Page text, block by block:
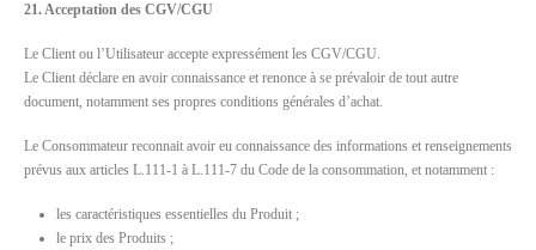
21. Acceptation des CGV/CGU
Le Client ou l’Utilisateur accepte expressément les CGV/CGU.
Le Client déclare en avoir connaissance et renonce à se prévaloir de tout autre
document, notamment ses propres conditions générales d’achat.
Le Consommateur reconnait avoir eu connaissance des informations et renseignements
prévus aux articles L.111-1 à L.111-7 du Code de la consommation, et notamment :
les caractéristiques essentielles du Produit ;
le prix des Produits ;